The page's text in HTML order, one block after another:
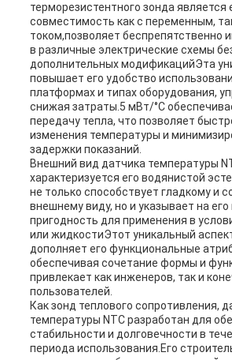
терморезистентного зонда является
совместимость как с переменным,
током,позволяет беспрепятственно
в различные электрические схемы
дополнительных модификацийЭта
повышает его удобство
платформах и типах оборудования,
снижая затраты.5 мВт/°С
передачу тепла, что позволяет
изменения температуры и
задержки показаний.
Внешний вид датчика температуры
характеризуется его водянистой
не только способствует гладкому и
внешнему виду, но и указывает на
пригодность для применения в
или жидкостиЭтот уникальный
дополняет его функциональные
обеспечивая сочетание формы и
привлекает как инженеров, так и
пользователей.
Как зонд теплового сопротивления,
температуры NTC разработан для
стабильности и долговечности в
периода использования.Его